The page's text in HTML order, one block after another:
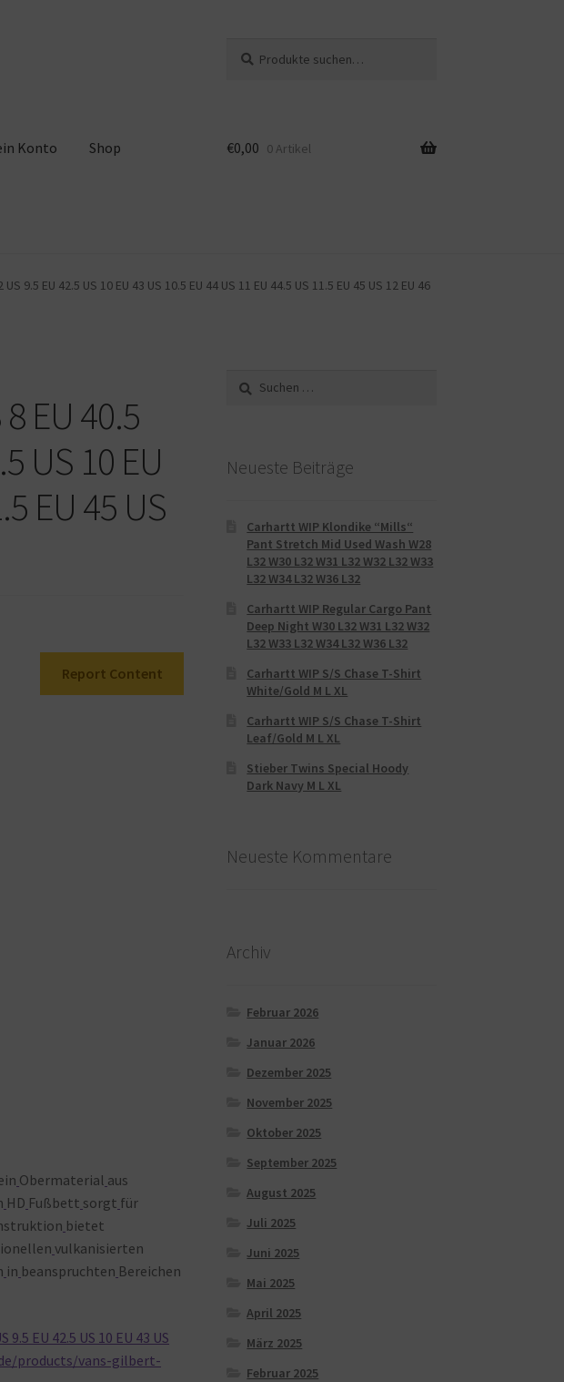
nach:
Konto Shop €0,00 0 Artikel
9.5 EU 42.5 US 10 EU 43 US 10.5 EU 44 US 11 EU 44.5 US 11.5 EU 45 US 12 EU 46
EU 40.5
US 10 EU
EU 45 US
Report Content
Obermaterial aus
HD Fußbett sorgt für
bietet
vulkanisierten
in beanspruchten Bereichen
EU 42.5 US 10 EU 43 US
products/vans-gilbert-
nach:
Neueste Beiträge
Carhartt WIP Klondike “Mills“
Pant Stretch Mid Used Wash W28
L32 W30 L32 W31 L32 W32 L32 W33
L32 W34 L32 W36 L32
Carhartt WIP Regular Cargo Pant
Deep Night W30 L32 W31 L32 W32
L32 W33 L32 W34 L32 W36 L32
Carhartt WIP S/S Chase T-Shirt
White/Gold M L XL
Carhartt WIP S/S Chase T-Shirt
Leaf/Gold M L XL
Stieber Twins Special Hoody
Dark Navy M L XL
Neueste Kommentare
Archiv
Februar 2026
Januar 2026
Dezember 2025
November 2025
Oktober 2025
September 2025
August 2025
Juli 2025
Juni 2025
Mai 2025
April 2025
März 2025
Februar 2025